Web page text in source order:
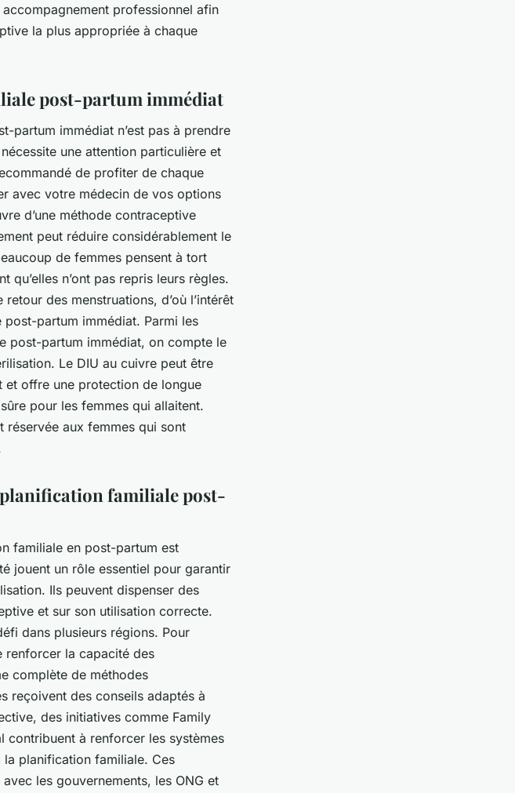
professionnel afin
la plus appropriée à chaque
post-partum immédiat
partum immédiat n’est pas à prendre
une attention particulière et
de profiter de chaque
avec votre médecin de vos options
d’une méthode contraceptive
peut réduire considérablement le
de femmes pensent à tort
qu’elles n’ont pas repris leurs règles.
des menstruations, d’où l’intérêt
partum immédiat. Parmi les
post-partum immédiat, on compte le
Le DIU au cuivre peut être
et offre une protection de longue
pour les femmes qui allaitent.
réservée aux femmes qui sont
planification familiale post-
familiale en post-partum est
jouent un rôle essentiel pour garantir
Ils peuvent dispenser des
et sur son utilisation correcte.
dans plusieurs régions. Pour
renforcer la capacité des
complète de méthodes
reçoivent des conseils adaptés à
des initiatives comme Family
contribuent à renforcer les systèmes
la planification familiale. Ces
les gouvernements, les ONG et